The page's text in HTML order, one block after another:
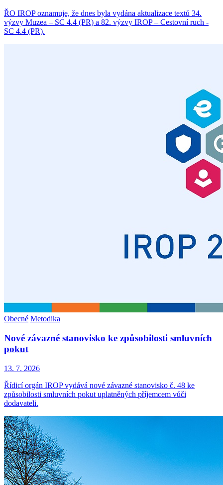
ŘO IROP oznamuje, že dnes byla vydána aktualizace textů 34.
výzvy Muzea – SC 4.4 (PR) a 82. výzvy IROP – Cestovní ruch -
SC 4.4 (PR).
Obecné Metodika
Nové závazné stanovisko ke způsobilosti smluvních
pokut
13. 7. 2026
Řídicí orgán IROP vydává nové závazné stanovisko č. 48 ke
způsobilosti smluvních pokut uplatněných příjemcem vůči
dodavateli.